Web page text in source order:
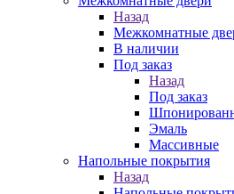
Назад
Межкомнатные
В наличии
Под заказ
Назад
Под заказ
Эмаль
Массивные
Напольные покрытия
Назад